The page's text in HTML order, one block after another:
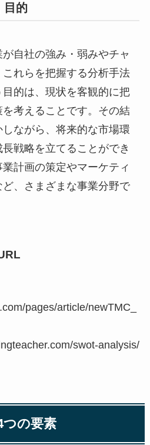
目的
自社の強み・弱みやチャ
れらを把握する分析手法
的は、現状を客観的に把
考えることです。その結
ながら、将来的な市場環
戦略を立てることができ
計画の策定やマーケティ
、さまざまな事業分野で
pages/article/newTMC_
swot-analysis/
つの要素